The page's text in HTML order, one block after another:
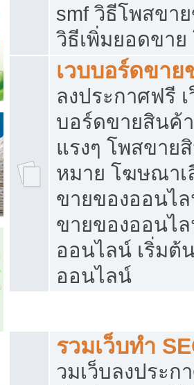
smf วิธีโพสขา
วิธีเพิ่มยอดขาย
เวบบอร์ดขา
ลงประกาศฟรี
บอร์ดขายสินค้
แรงๆ โพสขาย
หมาย โฆษณาเ
ขายของออนไ
ขายของออนไ
ออนไลน์ เริ่มต้
ออนไลน์
รวมเว็บทำ
วมเว็บลงประก